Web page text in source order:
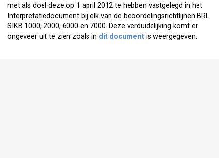
met als doel deze op 1 april 2012 te hebben vastgelegd in het
Interpretatiedocument bij elk van de beoordelingsrichtlijnen BRL
SIKB 1000, 2000, 6000 en 7000. Deze verduidelijking komt er
ongeveer uit te zien zoals in dit document is weergegeven.